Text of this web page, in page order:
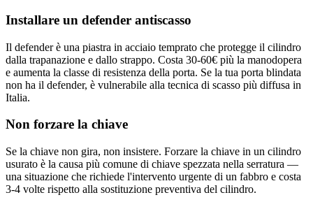
Installare un defender antiscasso
Il defender è una piastra in acciaio temprato che protegge il cilindro
dalla trapanazione e dallo strappo. Costa 30-60€ più la manodopera
e aumenta la classe di resistenza della porta. Se la tua porta blindata
non ha il defender, è vulnerabile alla tecnica di scasso più diffusa in
Italia.
Non forzare la chiave
Se la chiave non gira, non insistere. Forzare la chiave in un cilindro
usurato è la causa più comune di chiave spezzata nella serratura —
una situazione che richiede l'intervento urgente di un fabbro e costa
3-4 volte rispetto alla sostituzione preventiva del cilindro.